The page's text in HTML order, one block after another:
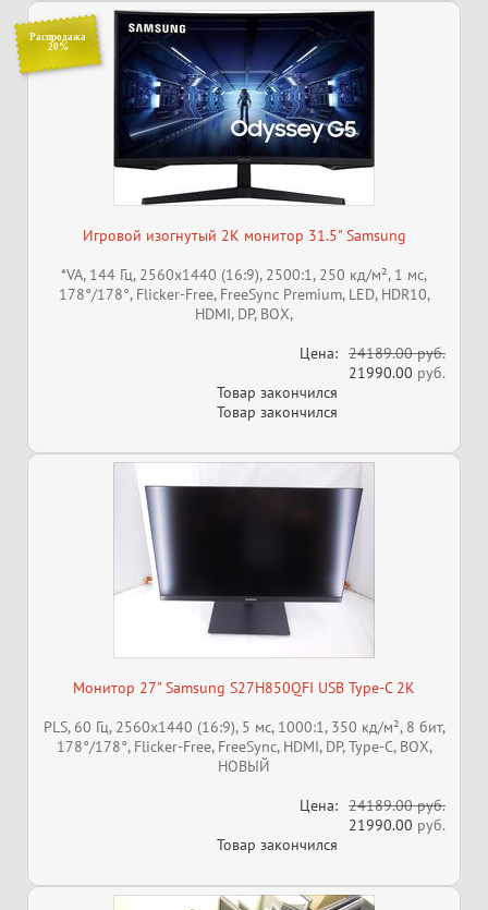
Распродажа
20%
Игровой изогнутый 2K монитор 31.5" Samsung
*VA, 144 Гц, 2560x1440 (16:9), 2500:1, 250 кд/м², 1 мс,
178°/178°, Flicker-Free, FreeSync Premium, LED, HDR10,
HDMI, DP, ВОХ,
Цена: 24189.00 руб.
21990.00 руб.
Товар закончился
Товар закончился
Монитор 27" Samsung S27H850QFI USB Type-C 2К
PLS, 60 Гц, 2560x1440 (16:9), 5 мс, 1000:1, 350 кд/м², 8 бит,
178°/178°, Flicker-Free, FreeSync, HDMI, DP, Type-C, ВОХ,
НОВЫЙ
Цена: 24189.00 руб.
21990.00 руб.
Товар закончился